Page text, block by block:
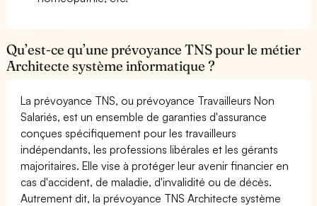
Qu’est-ce qu’une prévoyance TNS pour le métier
Architecte système informatique ?
La prévoyance TNS, ou prévoyance Travailleurs Non
Salariés, est un ensemble de garanties d'assurance
conçues spécifiquement pour les travailleurs
indépendants, les professions libérales et les gérants
majoritaires. Elle vise à protéger leur avenir financier en
cas d'accident, de maladie, d'invalidité ou de décès.
Autrement dit, la prévoyance TNS Architecte système